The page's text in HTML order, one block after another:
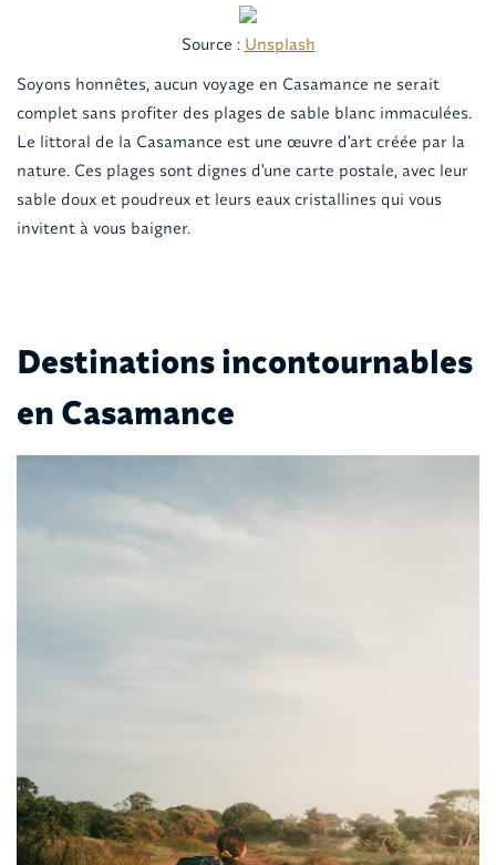
Source : Unsplash
Soyons honnêtes, aucun voyage en Casamance ne serait
complet sans profiter des plages de sable blanc immaculées.
Le littoral de la Casamance est une œuvre d'art créée par la
nature. Ces plages sont dignes d'une carte postale, avec leur
sable doux et poudreux et leurs eaux cristallines qui vous
invitent à vous baigner.
Destinations incontournables
en Casamance